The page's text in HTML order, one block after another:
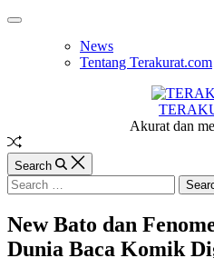
Skip
Off
News
Tentang Terakurat.com
Akurat dan
Random
Article
Search
Search
for:
New Bato dan
Dunia Baca Komik